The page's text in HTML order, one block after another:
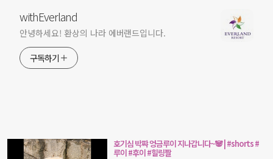
withEverland
안녕하세요! 환상의 나라 에버랜드입니다.
구독하기
호기심 박쨔 엉금루이 지나갑니다~🐼 | #shorts #
루이 #후이 #힐링짤